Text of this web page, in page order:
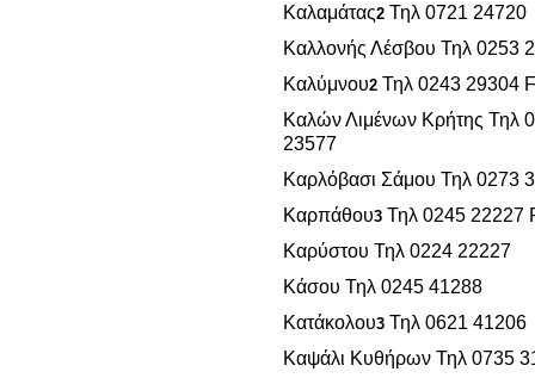
Καλαμάτας2 Τηλ 0721 24720
Καλλονής Λέσβου Τηλ 0253
Καλύμνου2 Τηλ 0243 29304
Καλών Λιμένων Κρήτης Τηλ
23577
Καρλόβασι Σάμου Τηλ 0273
Καρπάθου3 Τηλ 0245 22227
Καρύστου Τηλ 0224 22227
Κάσου Τηλ 0245 41288
Κατάκολου3 Τηλ 0621 41206
Καψάλι Κυθήρων Τηλ 0735